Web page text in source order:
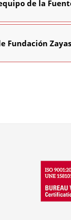
de la
Fundación Zayas